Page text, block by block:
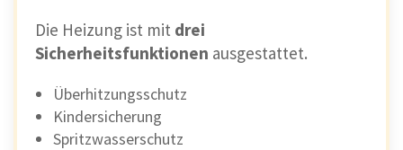
Die Heizung ist mit drei
Sicherheitsfunktionen ausgestattet.
Überhitzungsschutz
Kindersicherung
Spritzwasserschutz